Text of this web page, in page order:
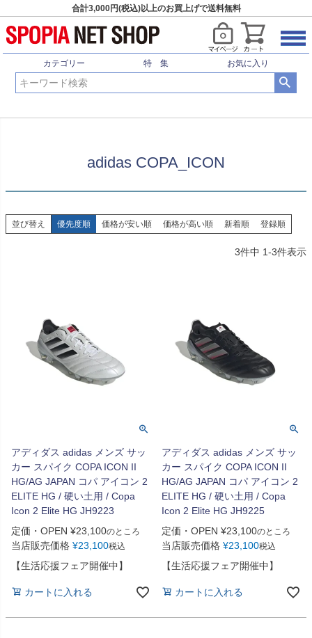
合計3,000円(税込)以上のお買上げで送料無料
カテゴリー 特 集 お気に入り
HOME 特集 adidas COPA_ICON
adidas COPA_ICON
並び替え 優先度順 価格が安い順 価格が高い順 新着順 登録順
3件中 1-3件表示
アディダス adidas メンズ サッ
カー スパイク COPA ICON II
HG/AG JAPAN コパ アイコン 2
ELITE HG / 硬い土用 / Copa
Icon 2 Elite HG JH9223
定価・OPEN ¥23,100のところ
当店販売価格 ¥23,100税込
【生活応援フェア開催中】
カートに入れる
アディダス adidas メンズ サッ
カー スパイク COPA ICON II
HG/AG JAPAN コパ アイコン 2
ELITE HG / 硬い土用 / Copa
Icon 2 Elite HG JH9225
定価・OPEN ¥23,100のところ
当店販売価格 ¥23,100税込
【生活応援フェア開催中】
カートに入れる